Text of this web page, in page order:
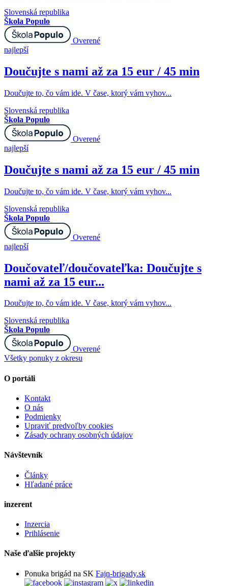
Slovenská republika
Škola Populo
Overené
najlepší
Doučujte s nami až za 15 eur / 45 min
Doučujte to, čo vám ide. V čase, ktorý vám vyhov...
Slovenská republika
Škola Populo
Overené
najlepší
Doučujte s nami až za 15 eur / 45 min
Doučujte to, čo vám ide. V čase, ktorý vám vyhov...
Slovenská republika
Škola Populo
Overené
najlepší
Doučovateľ/doučovateľka: Doučujte s
nami až za 15 eur...
Doučujte to, čo vám ide. V čase, ktorý vám vyhov...
Slovenská republika
Škola Populo
Overené
Všetky ponuky z okresu
O portáli
Kontakt
O nás
Podmienky
Upraviť predvoľby cookies
Zásady ochrany osobných údajov
Návštevník
Články
Hľadané práce
inzerent
Inzercia
Prihlásenie
Naše ďalšie projekty
Ponuka brigád na SK Fajn-brigady.sk